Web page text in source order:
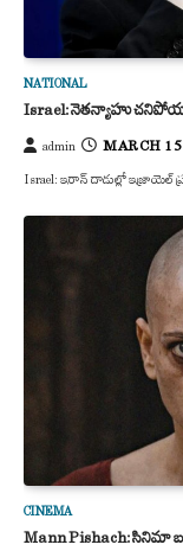
NATIONAL
Israel: నెతన్యాహు
admin MARCH
Israel: ఇరాన్ దాడుల్లో ఇజ్రాయెల్
CINEMA
Mann Pishach: సినిమా